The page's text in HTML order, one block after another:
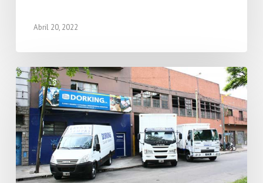
Abril 20, 2022
Ampliación
de
flota